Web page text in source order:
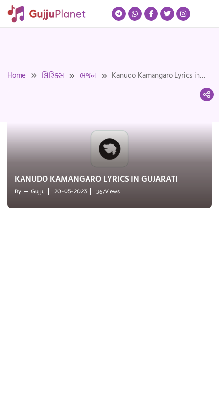
Skip
Home લિરિક્સ ભજન
Kanudo Kamangaro Lyrics in
KANUDO KAMANGARO LYRICS IN GUJARATI
By Gujju 20-05-2023 367Views